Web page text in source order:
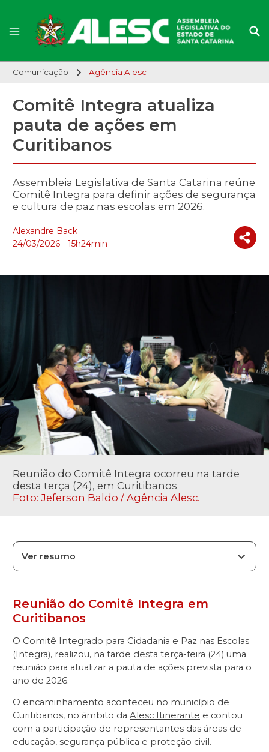
Comunicação Agência Alesc
Comitê Integra atualiza
pauta de ações em
Curitibanos
Assembleia Legislativa de Santa Catarina reúne
Comitê Integra para definir ações de segurança
e cultura de paz nas escolas em 2026.
Alexandre Back
24/03/2026 - 15h24min
Reunião do Comitê Integra ocorreu na tarde
desta terça (24), em Curitibanos
Foto: Jeferson Baldo / Agência Alesc.
Ver resumo
Reunião do Comitê Integra em
Curitibanos
O Comitê Integrado para Cidadania e Paz nas Escolas
(Integra), realizou, na tarde desta terça-feira (24) uma
reunião para atualizar a pauta de ações prevista para o
ano de 2026.
O encaminhamento aconteceu no município de
Curitibanos, no âmbito da Alesc Itinerante e contou
com a participação de representantes das áreas de
educação, segurança pública e proteção civil.